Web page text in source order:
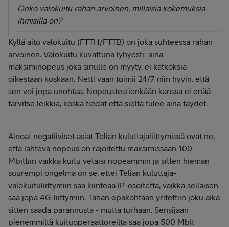
Onko valokuitu rahan arvoinen, millaisia kokemuksia
ihmisillä on?
Kyllä aito valokuitu (FTTH/FTTB) on joka suhteessa rahan
arvoinen. Valokuitu kuvattuna lyhyesti: aina
maksiminopeus joka sinulle on myyty, ei katkoksia
oikestaan koskaan. Netti vaan toimii 24/7 niin hyvin, että
sen voi jopa unohtaa. Nopeustestienkään kanssa ei enää
tarvitse leikkiä, koska tiedät että sieltä tulee aina täydet.
Ainoat negatiiviset asiat Telian kuluttajaliittymissä ovat ne,
että lähtevä nopeus on rajoitettu maksimissaan 100
Mbittiin vaikka kuitu vetäisi nopeammin ja sitten hieman
suurempi ongelma on se, ettei Telian kuluttaja-
valokuituliittymiin saa kiinteää IP-osoitetta, vaikka sellaisen
saa jopa 4G-liittymiin. Tähän epäkohtaan yritettiin joku aika
sitten saada parannusta - mutta turhaan. Sensijaan
pienemmiltä kuituoperaattoreilta saa jopa 500 Mbit